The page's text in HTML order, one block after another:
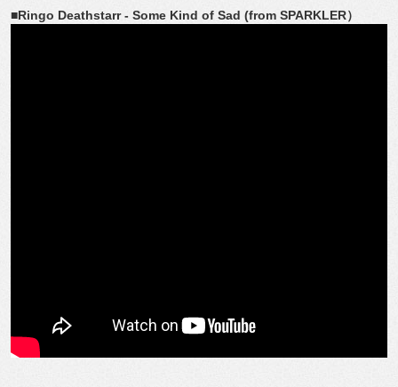
■Ringo Deathstarr - Some Kind of Sad (from SPARKLER）